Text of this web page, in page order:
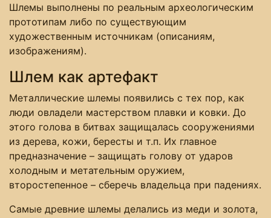
Шлемы выполнены по реальным археологическим
прототипам либо по существующим
художественным источникам (описаниям,
изображениям).
Шлем как артефакт
Металлические шлемы появились с тех пор, как
люди овладели мастерством плавки и ковки. До
этого голова в битвах защищалась сооружениями
из дерева, кожи, бересты и т.п. Их главное
предназначение – защищать голову от ударов
холодным и метательным оружием,
второстепенное – сберечь владельца при падениях.
Самые древние шлемы делались из меди и золота,